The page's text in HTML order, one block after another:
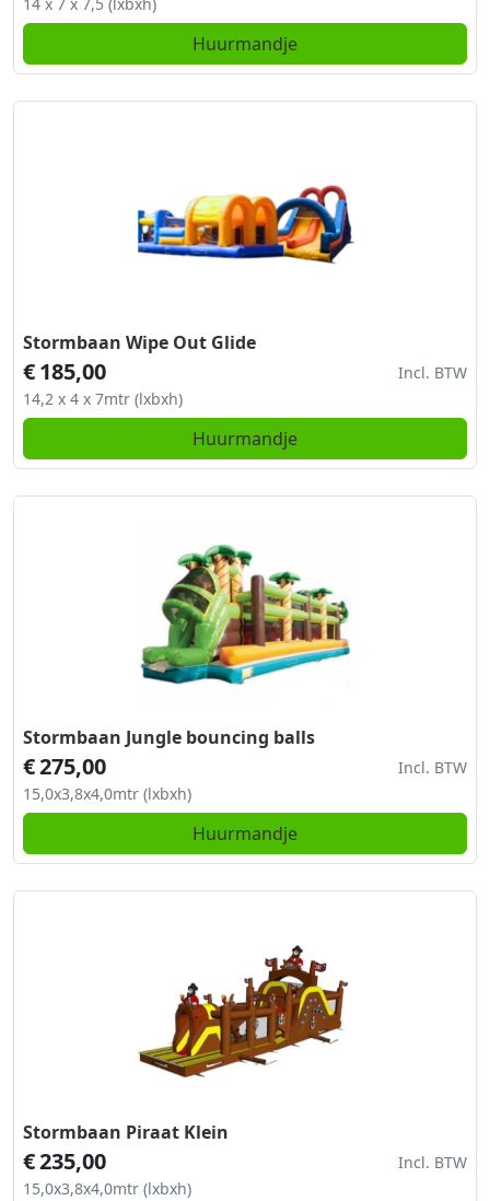
Huurmandje
Stormbaan Wipe Out Glide
€185,00
Incl. BTW
14,2 x 4 x 7mtr (lxbxh)
Huurmandje
Stormbaan Jungle bouncing balls
€275,00
Incl. BTW
15,0x3,8x4,0mtr (lxbxh)
Huurmandje
Stormbaan Piraat Klein
€235,00
Incl. BTW
15,0x3,8x4,0mtr (lxbxh)